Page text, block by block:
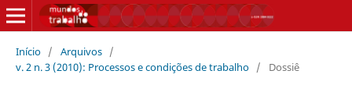
Início / Arquivos /
v. 2 n. 3 (2010): Processos e condições de trabalho / Dossiê